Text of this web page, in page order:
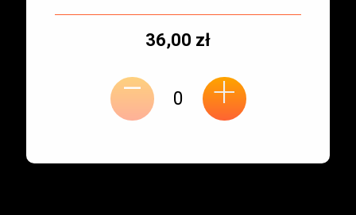
biletu:
Typ
Cena
36,00 zł
- +